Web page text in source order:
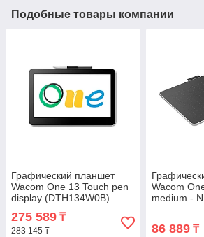
Подобные товары компании
Графический планшет
Wacom One 13 Touch pen
display (DTH134W0B)
Чёрный 2-025560
275 589 ₸
283 145 ₸
Wacom
medium - N
86 889₸